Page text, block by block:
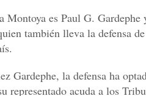
es Paul G. Gardephe
también lleva la defensa
Gardephe, la defensa ha
representado acuda a los